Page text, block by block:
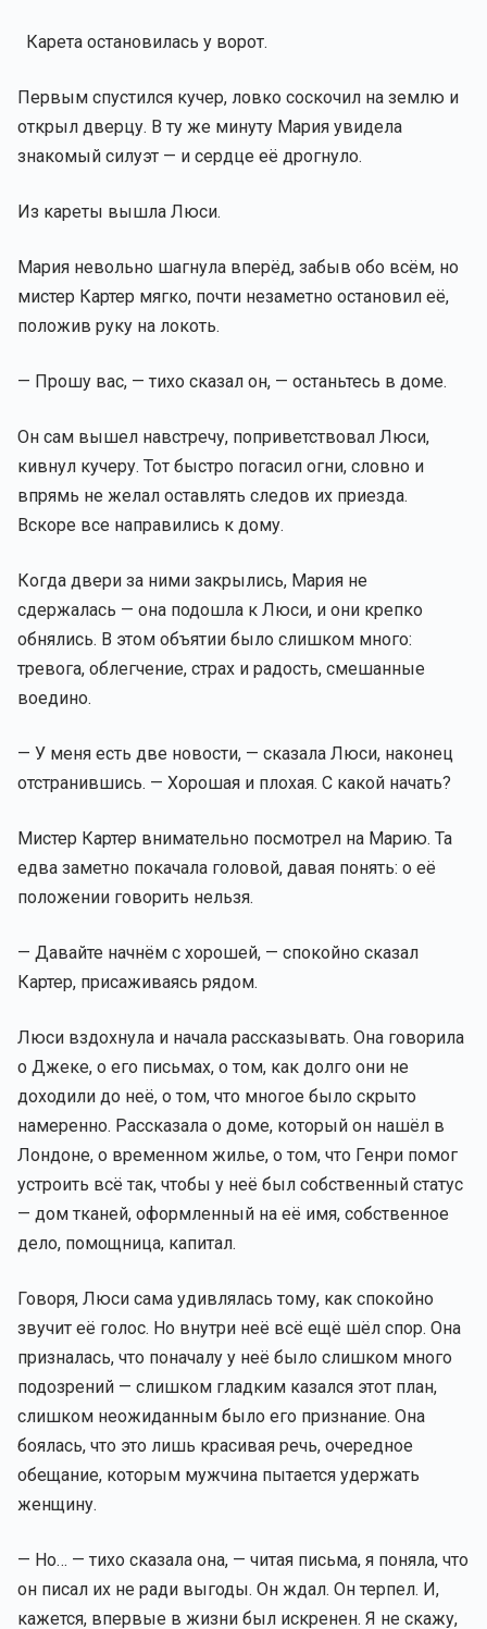
Карета остановилась у ворот.
Первым спустился кучер, ловко соскочил на землю и
открыл дверцу. В ту же минуту Мария увидела
знакомый силуэт — и сердце её дрогнуло.
Из кареты вышла Люси.
Мария невольно шагнула вперёд, забыв обо всём, но
мистер Картер мягко, почти незаметно остановил её,
положив руку на локоть.
— Прошу вас, — тихо сказал он, — останьтесь в доме.
Он сам вышел навстречу, поприветствовал Люси,
кивнул кучеру. Тот быстро погасил огни, словно и
впрямь не желал оставлять следов их приезда.
Вскоре все направились к дому.
Когда двери за ними закрылись, Мария не
сдержалась — она подошла к Люси, и они крепко
обнялись. В этом объятии было слишком много:
тревога, облегчение, страх и радость, смешанные
воедино.
— У меня есть две новости, — сказала Люси, наконец
отстранившись. — Хорошая и плохая. С какой начать?
Мистер Картер внимательно посмотрел на Марию. Та
едва заметно покачала головой, давая понять: о её
положении говорить нельзя.
— Давайте начнём с хорошей, — спокойно сказал
Картер, присаживаясь рядом.
Люси вздохнула и начала рассказывать. Она говорила
о Джеке, о его письмах, о том, как долго они не
доходили до неё, о том, что многое было скрыто
намеренно. Рассказала о доме, который он нашёл в
Лондоне, о временном жилье, о том, что Генри помог
устроить всё так, чтобы у неё был собственный статус
— дом тканей, оформленный на её имя, собственное
дело, помощница, капитал.
Говоря, Люси сама удивлялась тому, как спокойно
звучит её голос. Но внутри неё всё ещё шёл спор. Она
призналась, что поначалу у неё было слишком много
подозрений — слишком гладким казался этот план,
слишком неожиданным было его признание. Она
боялась, что это лишь красивая речь, очередное
обещание, которым мужчина пытается удержать
женщину.
— Но… — тихо сказала она, — читая письма, я поняла, что
он писал их не ради выгоды. Он ждал. Он терпел. И,
кажется, впервые в жизни был искренен. Я не скажу,